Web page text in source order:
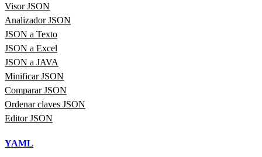
Visor JSON
Analizador JSON
JSON a Texto
JSON a Excel
JSON a JAVA
Minificar JSON
Comparar JSON
Ordenar claves JSON
Editor JSON
YAML